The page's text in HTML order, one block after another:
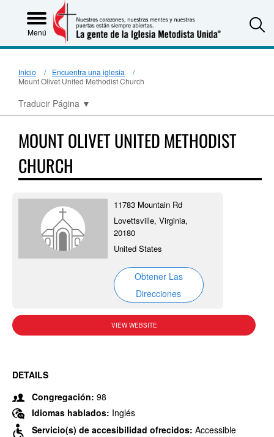
Menú
Inicio
Encuentra una iglesia
Mount Olivet United Methodist Church
Traducir Página ▼
MOUNT OLIVET UNITED METHODIST
CHURCH
11783 Mountain Rd
Lovettsville, Virginia,
20180
United States
Obtener Las
Direcciones
VIEW WEBSITE
DETAILS
Congregación: 98
Idiomas hablados: Inglés
Servicio(s) de accesibilidad ofrecidos: Accessible